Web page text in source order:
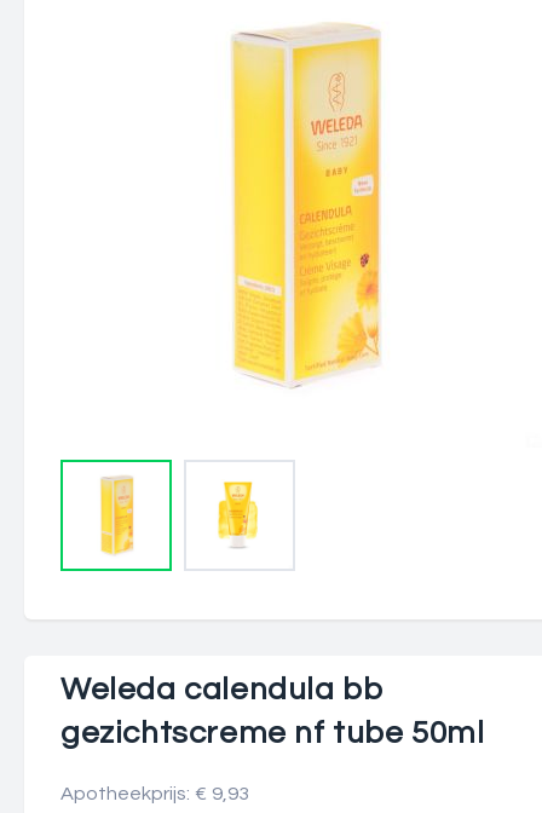
Weleda calendula bb
gezichtscreme nf tube 50ml
Apotheekprijs: € 9,93